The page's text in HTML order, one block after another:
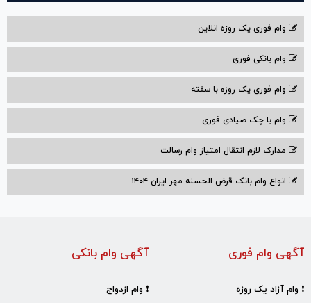
وام فوری یک روزه انلاین
وام بانکی فوری
وام فوری یک روزه با سفته
وام با‌ چک صیادی‌ فوری
مدارک لازم انتقال امتیاز وام رسالت
انواع وام بانک قرض الحسنه مهر ایران ۱۴۰۴
آگهی وام بانکی
❗ وام ازدواج
آگهی وام فوری
❗ وام آزاد یک روزه